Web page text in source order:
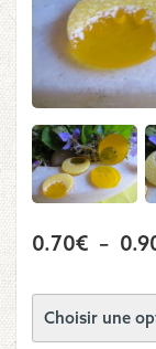
0.70€ –